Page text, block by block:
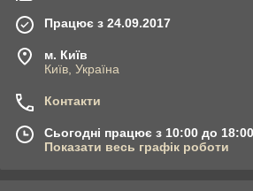
Працює з 24.09.2017
м. Київ
Київ, Україна
Контакти
Сьогодні працює з 10:00 до 18:00
Показати весь графік роботи